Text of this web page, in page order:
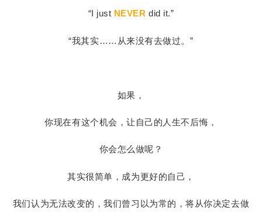
“I just NEVER did it.”
“我其实……从来没有去做过。”
如果，
你现在有这个机会，让自己的人生不后悔，
你会怎么做呢？
其实很简单，成为更好的自己，
我们认为无法改变的，我们曾习以为常的，将从你决定去做